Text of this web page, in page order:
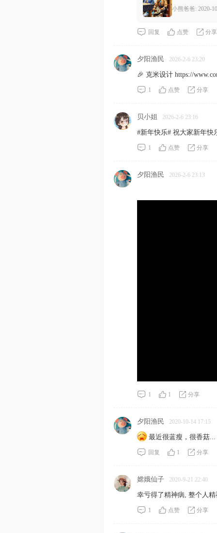
小熊爸爸: 2020-
回复 点赞 分享
夕阳渔民 2026-2-6 23:20
🎉 克米设计 https://
1 点赞 分享
贝小姐 2026-2-6 23:16
#新年快乐# 祝大家新年快
1 点赞 分享
夕阳渔民 2026-2-6 23:13
1 1 分享
夕阳渔民 2020-10-14 17:15
最近很蓝瘦，很香菇...
回复 1 分享
嫦娥仙子 2020-9-21 22:40
幸亏得了精神病, 整个人
1 点赞 分享